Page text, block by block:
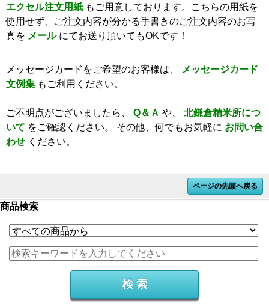
エクセル注文用紙 もご用意しております。こちらの用紙を
使用せず、ご注文内容が分かる手書きのご注文内容のお写
真を メール にてお送り頂いてもOKです！
メッセージカードをご希望のお客様は、
メッセージカード
文例集 もご利用ください。
ご不明点がございましたら、 Q＆Ａ や、 北鎌倉精米所につ
いて をご確認ください。 その他、何でもお気軽に お問い合
わせ ください。
ページの先頭へ戻る
商品検索